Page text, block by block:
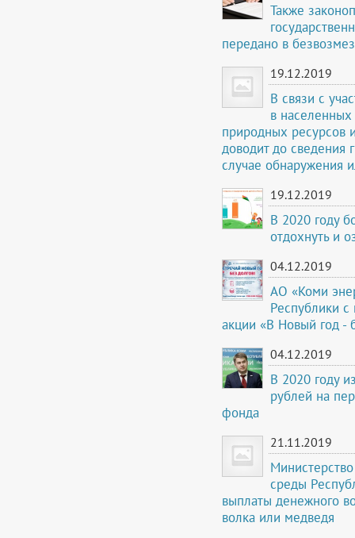
Также
передано в
19.12.2019
В связи с
в
природных
доводит до сведения
случае обнаружения
19.12.2019
В 2020 году
отдохнуть и
04.12.2019
АО «Коми
Республики
акции «В Новый год -
04.12.2019
В 2020 году
рублей на
фонда
21.11.2019
среды
выплаты денежного
волка или медведя